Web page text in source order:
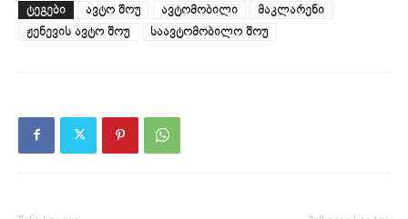
ᲢᲔᲒᲔᲑᲘ ავტო შოუ ავტომობილი
მაკლარენი
ჟენევის ავტო შოუ
საავტომობილო შოუ